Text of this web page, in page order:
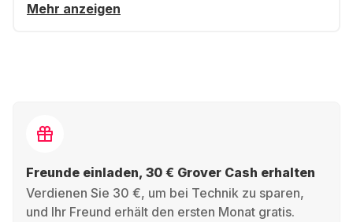
Mehr anzeigen
Freunde einladen, 30 € Grover Cash erhalten
Verdienen Sie 30 €, um bei Technik zu sparen,
und Ihr Freund erhält den ersten Monat gratis.